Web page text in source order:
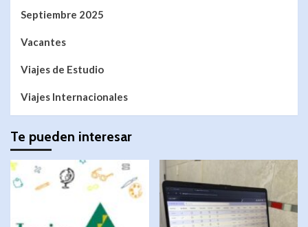
Septiembre 2025
Vacantes
Viajes de Estudio
Viajes Internacionales
Te pueden interesar